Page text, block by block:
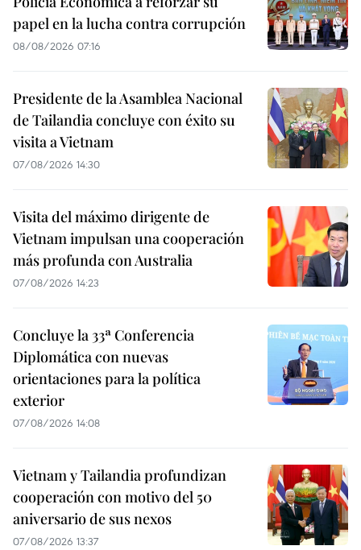
papel en la lucha contra corrupción
08/08/2026 07:16
Presidente de la Asamblea Nacional
de Tailandia concluye con éxito su
visita a Vietnam
07/08/2026 14:30
Visita del máximo dirigente de
Vietnam impulsan una cooperación
más profunda con Australia
07/08/2026 14:23
Concluye la 33ª Conferencia
Diplomática con nuevas
orientaciones para la política
exterior
07/08/2026 14:08
Vietnam y Tailandia profundizan
cooperación con motivo del 50
aniversario de sus nexos
07/08/2026 13:37